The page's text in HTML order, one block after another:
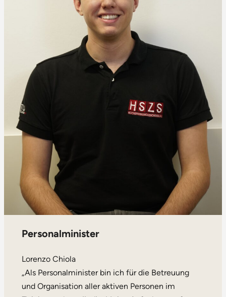
Personalminister
Lorenzo Chiola
„Als Personalminister bin ich für die Betreuung
und Organisation aller aktiven Personen im